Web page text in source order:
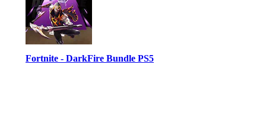
Fortnite - DarkFire Bundle PS5